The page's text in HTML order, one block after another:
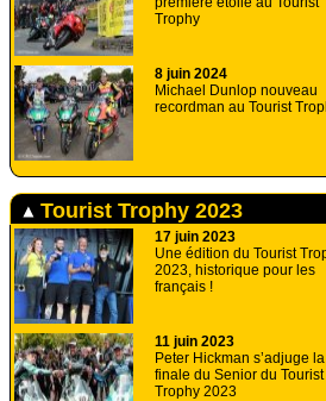
Trophy
8 juin 2024
Michael Dunlop nouveau
recordman au Tourist
Tourist Trophy 2023
17 juin 2023
Une édition du Tourist
2023, historique pour les
français !
11 juin 2023
Peter Hickman s’adjuge la
finale du Senior du Tourist
Trophy 2023